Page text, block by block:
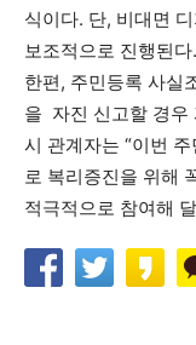
식이다. 단, 비대면
보조적으로 진행된다.
한편, 주민등록 사실
을 자진 신고할 경우
시 관계자는 “이번
로 복리증진을 위해
적극적으로 참여해